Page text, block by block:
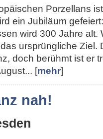
Porzellans
ein Jubiläum
wird 300 Jahre
ursprüngliche Ziel.
doch berühmt ist er
[mehr]
nah!